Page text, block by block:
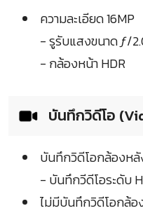
ความละเอียด 16MP
- รูรับแสงขนาด ƒ/
- กล้องหน้า HDR
บันทึกวิดีโอ
บันทึกวิดีโอกล้องห
- บันทึกวีดีโอระดับ
ไม่มีบันทึกวิดีโอกล้อ